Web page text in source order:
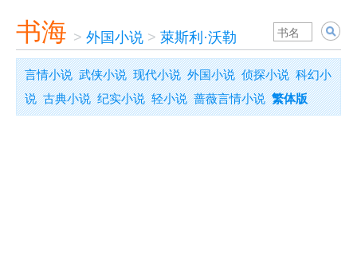
书海 > 外国小说 > 萊斯利·沃勒
言情小说 武侠小说 现代小说 外国小说 侦探小说 科幻小
说 古典小说 纪实小说 轻小说 蔷薇言情小说 繁体版